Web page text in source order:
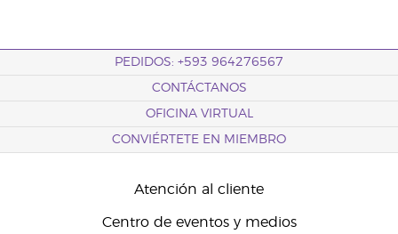
PEDIDOS: +593 964276567
CONTÁCTANOS
OFICINA VIRTUAL
CONVIÉRTETE EN MIEMBRO
Atención al cliente
Centro de eventos y medios